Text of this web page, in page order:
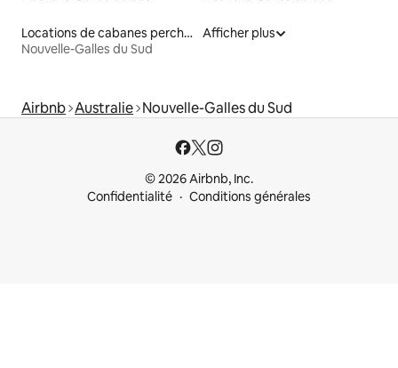
Locations de cabanes perchées
Nouvelle-Galles du Sud
Afficher plus
Airbnb Australie Nouvelle-Galles du Sud
© 2026 Airbnb, Inc.
Confidentialité
Conditions générales